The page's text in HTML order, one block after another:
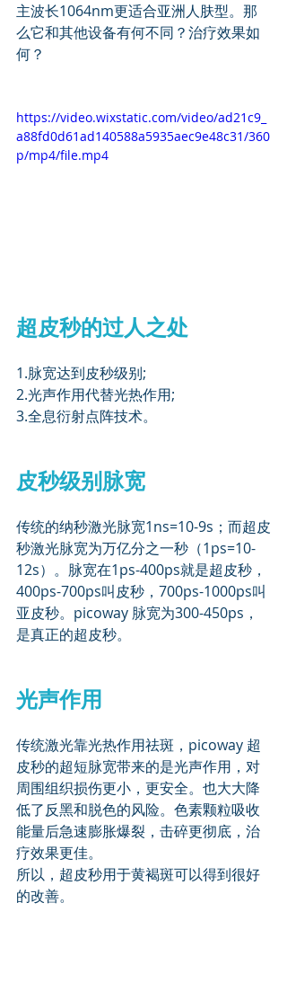
主波长1064nm更适合亚洲人肤型。那
么它和其他设备有何不同？治疗效果如
何？
https://video.wixstatic.com/video/ad21c9_
a88fd0d61ad140588a5935aec9e48c31/360
p/mp4/file.mp4
超皮秒的过人之处
1.脉宽达到皮秒级别;
2.光声作用代替光热作用;
3.全息衍射点阵技术。
皮秒级别脉宽
传统的纳秒激光脉宽1ns=10-9s；而超皮
秒激光脉宽为万亿分之一秒（1ps=10-
12s）。脉宽在1ps-400ps就是超皮秒，
400ps-700ps叫皮秒，700ps-1000ps叫
亚皮秒。picoway 脉宽为300-450ps，
是真正的超皮秒。
光声作用
传统激光靠光热作用祛斑，picoway 超
皮秒的超短脉宽带来的是光声作用，对
周围组织损伤更小，更安全。也大大降
低了反黑和脱色的风险。色素颗粒吸收
能量后急速膨胀爆裂，击碎更彻底，治
疗效果更佳。
所以，超皮秒用于黄褐斑可以得到很好
的改善。